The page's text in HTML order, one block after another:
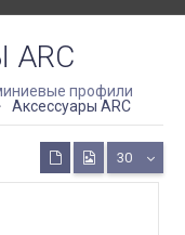
профили
Аксессуары ARC
30